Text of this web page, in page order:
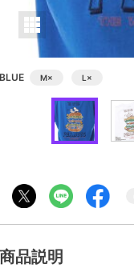
BLUE M× L ×
商品説明